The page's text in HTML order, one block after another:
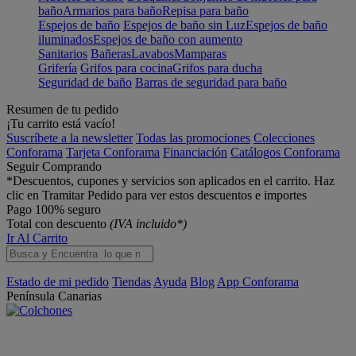
bañoArmarios para bañoRepisa para baño
Espejos de baño Espejos de baño sin LuzEspejos de baño
iluminadosEspejos de baño con aumento
Sanitarios BañerasLavabosMamparas
Grifería Grifos para cocinaGrifos para ducha
Seguridad de baño Barras de seguridad para baño
Resumen de tu pedido
¡Tu carrito está vacío!
Suscríbete a la newsletter Todas las promociones Colecciones
Conforama Tarjeta Conforama Financiación Catálogos Conforama
Seguir Comprando
*Descuentos, cupones y servicios son aplicados en el carrito. Haz
clic en Tramitar Pedido para ver estos descuentos e importes
Pago 100% seguro
Total con descuento (IVA incluido*)
Ir Al Carrito
Estado de mi pedido Tiendas Ayuda Blog App Conforama
Península Canarias